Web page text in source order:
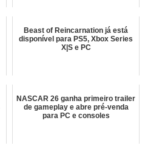
Beast of Reincarnation já está
disponível para PS5, Xbox Series
X|S e PC
NASCAR 26 ganha primeiro trailer
de gameplay e abre pré-venda
para PC e consoles